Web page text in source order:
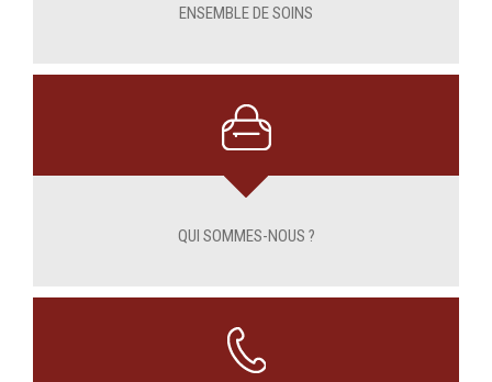
ENSEMBLE DE SOINS
QUI SOMMES-NOUS ?